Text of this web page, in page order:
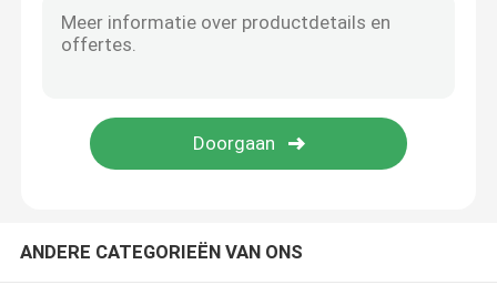
De Machine van het tweede Handpapieren zakdoekje
De Machine van de keukenhanddoek
Document het In reliëf maken Machine
ANDERE CATEGORIEËN VAN ONS